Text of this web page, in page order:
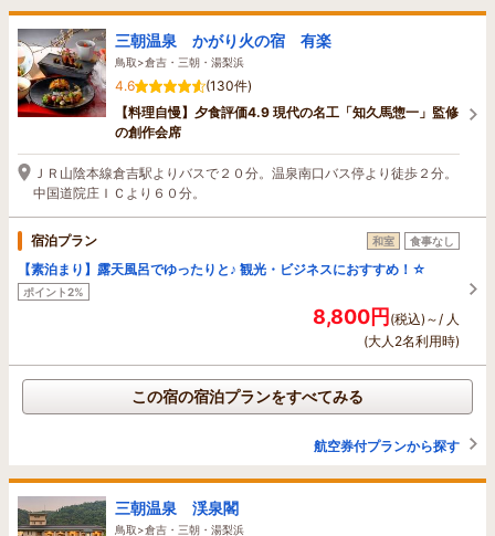
三朝温泉 かがり火の宿 有楽
鳥取>倉吉・三朝・湯梨浜
4.6
(130件)
【料理自慢】夕食評価4.9 現代の名工「知久馬惣一」監修
の創作会席
ＪＲ山陰本線倉吉駅よりバスで２０分。温泉南口バス停より徒歩２分。
中国道院庄ＩＣより６０分。
宿泊プラン 和室 食事なし
【素泊まり】露天風呂でゆったりと♪ 観光・ビジネスにおすすめ！☆
ポイント2%
8,800円(税込)～/ 人
(大人2名利用時)
この宿の宿泊プランをすべてみる
航空券付プランから探す
三朝温泉 渓泉閣
鳥取>倉吉・三朝・湯梨浜